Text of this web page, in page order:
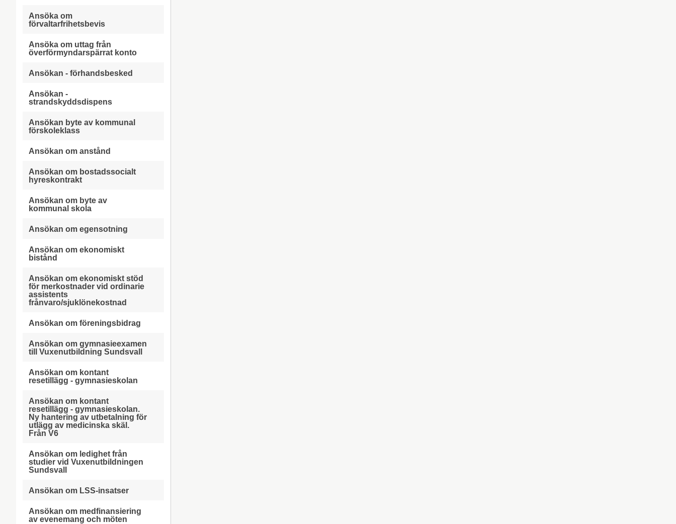
Ansöka om
förvaltarfrihetsbevis
Ansöka om uttag från
överförmyndarspärrat konto
Ansökan - förhandsbesked
Ansökan -
strandskyddsdispens
Ansökan byte av kommunal
förskoleklass
Ansökan om anstånd
Ansökan om bostadssocialt
hyreskontrakt
Ansökan om byte av
kommunal skola
Ansökan om egensotning
Ansökan om ekonomiskt
bistånd
Ansökan om ekonomiskt stöd
för merkostnader vid ordinarie
assistents
frånvaro/sjuklönekostnad
Ansökan om föreningsbidrag
Ansökan om gymnasieexamen
till Vuxenutbildning Sundsvall
Ansökan om kontant
resetillägg - gymnasieskolan
Ansökan om kontant
resetillägg - gymnasieskolan.
Ny hantering av utbetalning för
utlägg av medicinska skäl.
Från V6
Ansökan om ledighet från
studier vid Vuxenutbildningen
Sundsvall
Ansökan om LSS-insatser
Ansökan om medfinansiering
av evenemang och möten